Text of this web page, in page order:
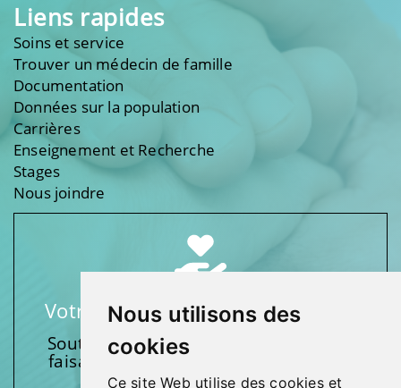
Nous utilisons des
cookies
Ce site Web utilise des cookies et
Liens rapides
Soins et service
Trouver un médecin de famille
Documentation
Données sur la population
Carrières
Enseignement et Recherche
Stages
Nous joindre
Votre soutien fait une différence
Soutenez l’une de nos fondations en
faisant un don et en participant aux
activités.